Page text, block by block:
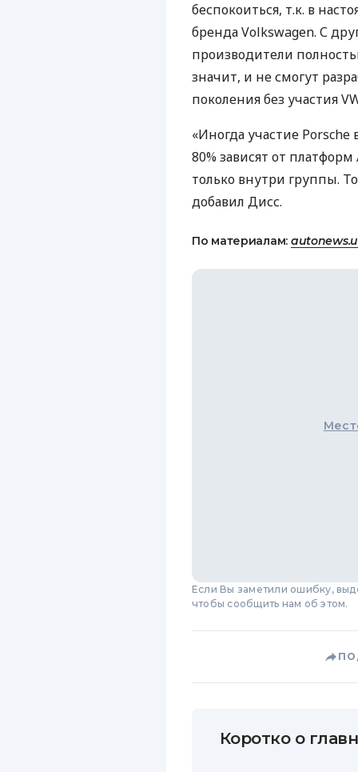
беспокоиться, т.к. в
бренда Volkswagen. С
производители
значит, и не смогут
поколения без участия
«Иногда участие
80% зависят от
только внутри группы.
добавил Дисс.
По материалам:
Если Вы заметили ошибку,
чтобы сообщить нам об этом.
Коротко о